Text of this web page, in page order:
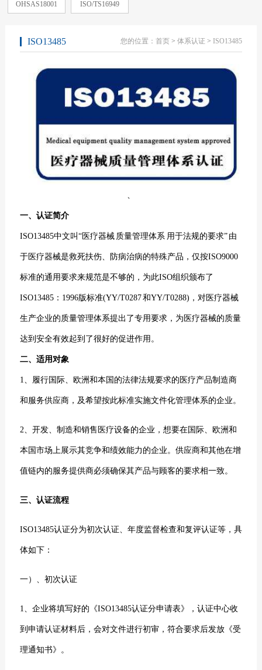
OHSAS18001 ISO/TS16949
ISO13485 您的位置：首页 >体系认证 > ISO13485
、
一、认证简介
ISO13485中文叫“医疗器械 质量管理体系 用于法规的要求” 由
于医疗器械是救死扶伤、防病治病的特殊产品，仅按ISO9000
标准的通用要求来规范是不够的，为此ISO组织颁布了
ISO13485：1996版标准(YY/T0287 和YY/T0288)，对医疗器械
生产企业的质量管理体系提出了专用要求，为医疗器械的质量
达到安全有效起到了很好的促进作用。
二、适用对象
1、履行国际、欧洲和本国的法律法规要求的医疗产品制造商
和服务供应商，及希望按此标准实施文件化管理体系的企业。
2、开发、制造和销售医疗设备的企业，想要在国际、欧洲和
本国市场上展示其竞争和绩效能力的企业。供应商和其他在增
值链内的服务提供商必须确保其产品与顾客的要求相一致。
三、认证流程
ISO13485认证分为初次认证、年度监督检查和复评认证等，具
体如下：
一）、初次认证
1、企业将填写好的《ISO13485认证分申请表》，认证中心收
到申请认证材料后，会对文件进行初审，符合要求后发放《受
理通知书》。